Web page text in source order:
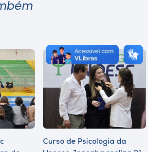
Curso de Psicologia da